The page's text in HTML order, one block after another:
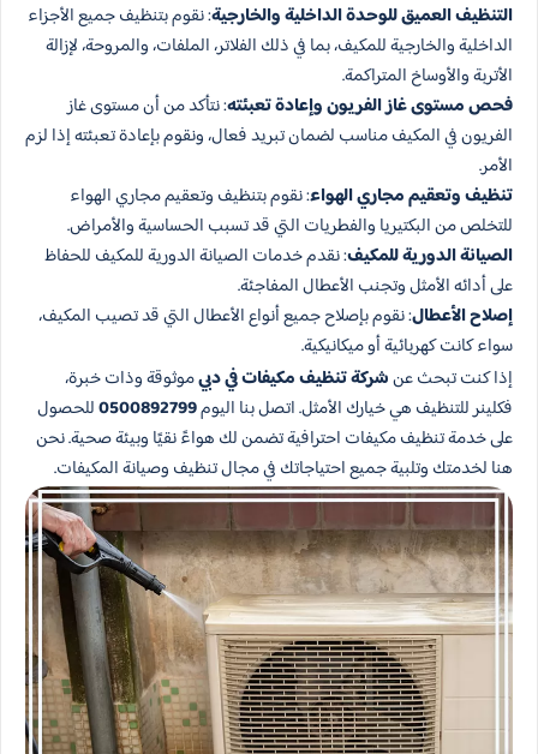
التنظيف العميق للوحدة الداخلية والخارجية: نقوم بتنظيف جميع الأجزاء
الداخلية والخارجية للمكيف، بما في ذلك الفلاتر، الملفات، والمروحة، لإزالة
الأتربة والأوساخ المتراكمة.
فحص مستوى غاز الفريون وإعادة تعبئته: نتأكد من أن مستوى غاز
الفريون في المكيف مناسب لضمان تبريد فعال، ونقوم بإعادة تعبئته إذا لزم
الأمر.
تنظيف وتعقيم مجاري الهواء: نقوم بتنظيف وتعقيم مجاري الهواء
للتخلص من البكتيريا والفطريات التي قد تسبب الحساسية والأمراض.
الصيانة الدورية للمكيف: نقدم خدمات الصيانة الدورية للمكيف للحفاظ
على أدائه الأمثل وتجنب الأعطال المفاجئة.
إصلاح الأعطال: نقوم بإصلاح جميع أنواع الأعطال التي قد تصيب المكيف،
سواء كانت كهربائية أو ميكانيكية.
إذا كنت تبحث عنشركة تنظيف مكيفات في دبيموثوقة وذات خبرة،
فكلينر للتنظيف هي خيارك الأمثل. اتصل بنا اليوم0500892799للحصول
على خدمة تنظيف مكيفات احترافية تضمن لك هواءً نقيًا وبيئة صحية. نحن
هنا لخدمتك وتلبية جميع احتياجاتك في مجال تنظيف وصيانة المكيفات.